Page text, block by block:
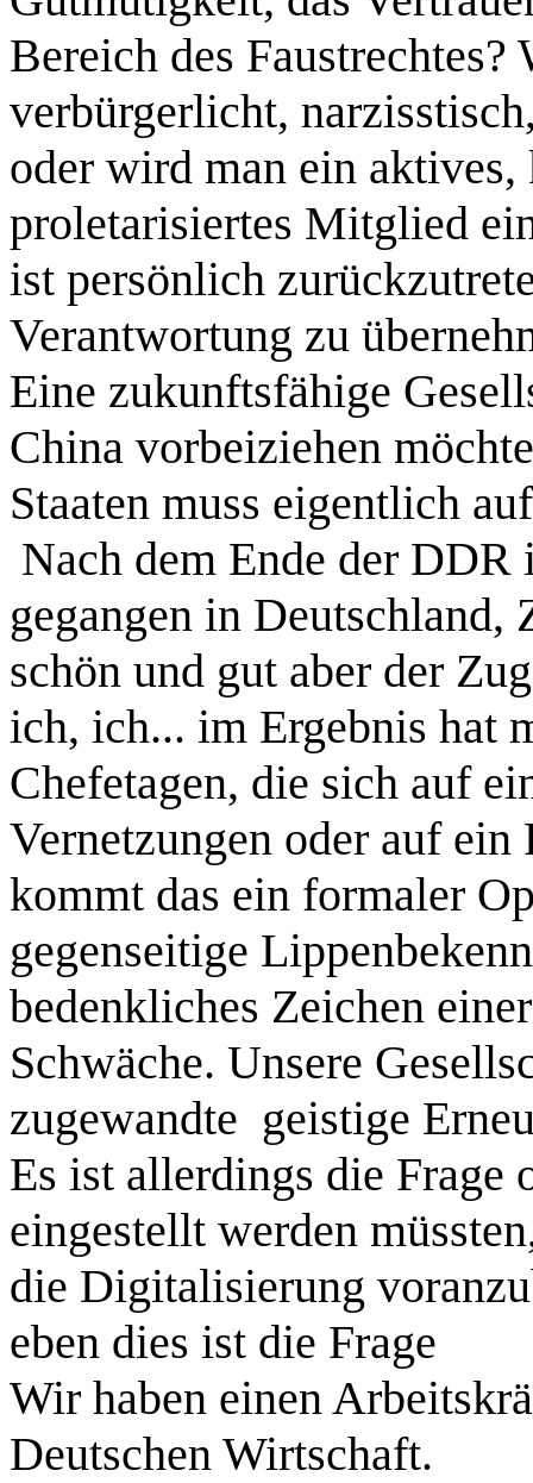
Bereich des
verbürgerlicht,
oder wird man ein
proletarisiertes Mitglied
ist persönlich
Verantwortung zu
Eine zukunftsfähige
China vorbeiziehen
Staaten muss eigentlich
Nach dem Ende der
gegangen in
schön und gut aber der
ich, ich... im Ergebnis hat
Chefetagen, die sich auf
Vernetzungen oder auf
kommt das ein formaler
gegenseitige
bedenkliches Zeichen
Schwäche. Unsere
zugewandte geistige
Es ist allerdings die Frage
eingestellt werden
die Digitalisierung
eben dies ist die Frage
Wir haben einen
Deutschen Wirtschaft.